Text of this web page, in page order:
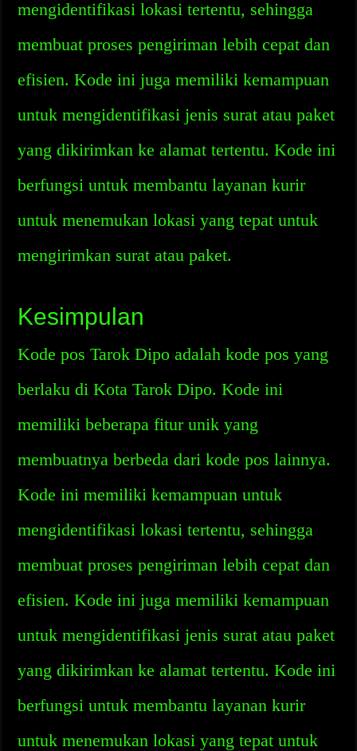
mengidentifikasi lokasi tertentu, sehingga
membuat proses pengiriman lebih cepat dan
efisien. Kode ini juga memiliki kemampuan
untuk mengidentifikasi jenis surat atau paket
yang dikirimkan ke alamat tertentu. Kode ini
berfungsi untuk membantu layanan kurir
untuk menemukan lokasi yang tepat untuk
mengirimkan surat atau paket.
Kesimpulan
Kode pos Tarok Dipo adalah kode pos yang
berlaku di Kota Tarok Dipo. Kode ini
memiliki beberapa fitur unik yang
membuatnya berbeda dari kode pos lainnya.
Kode ini memiliki kemampuan untuk
mengidentifikasi lokasi tertentu, sehingga
membuat proses pengiriman lebih cepat dan
efisien. Kode ini juga memiliki kemampuan
untuk mengidentifikasi jenis surat atau paket
yang dikirimkan ke alamat tertentu. Kode ini
berfungsi untuk membantu layanan kurir
untuk menemukan lokasi yang tepat untuk